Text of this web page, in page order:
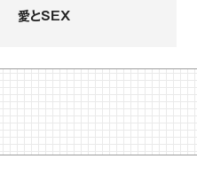
愛とSEX